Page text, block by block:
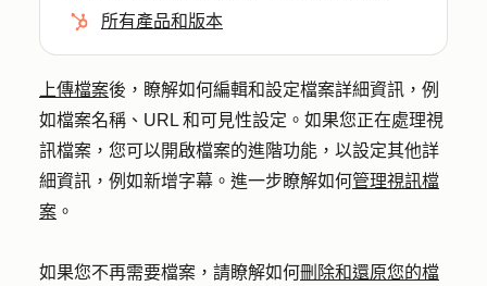
所有產品和版本
上傳檔案後，瞭解如何編輯和設定檔案詳細資訊，例
如檔案名稱、URL 和可見性設定。如果您正在處理視
訊檔案，您可以開啟檔案的進階功能，以設定其他詳
細資訊，例如新增字幕。進一步瞭解如何管理視訊檔
案 。
如果您不再需要檔案，請瞭解如何刪除和還原您的檔